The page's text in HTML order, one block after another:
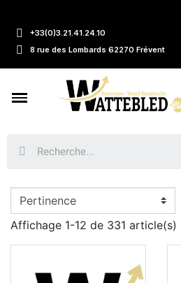
+33(0)3.21.41.24.10
8 rue des Lombards 62270 Frévent
Affichage 1-12 de 331 article(s)